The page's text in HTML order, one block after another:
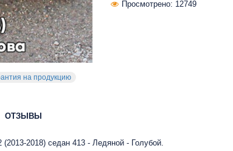
на продукцию
Просмотрено: 12749
ОТЗЫВЫ
2018) седан 413 - Ледяной - Голубой.